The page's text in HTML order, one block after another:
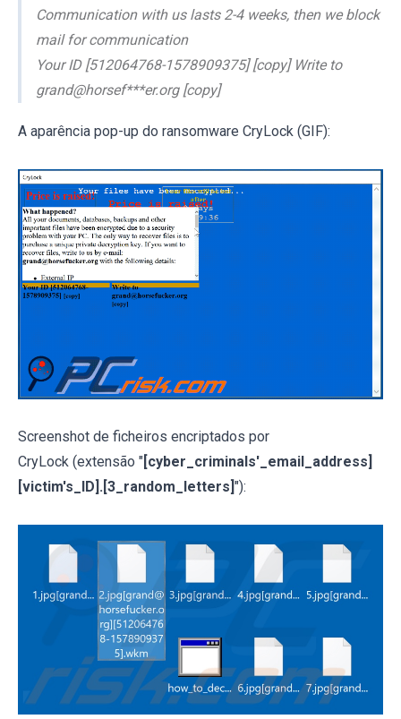
Communication with us lasts 2-4 weeks, then we block
mail for communication
Your ID [512064768-1578909375] [copy] Write to
grand@horsef***er.org [copy]
A aparência pop-up do ransomware CryLock (GIF):
Screenshot de ficheiros encriptados por
CryLock (extensão "[cyber_criminals'_email_address]
[victim's_ID].[3_random_letters]"):